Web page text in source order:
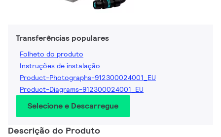
Transferências populares
Folheto do produto
Instruções de instalação
Product-Photographs-912300024001_EU
Product-Diagrams-912300024001_EU
Selecione e Descarregue
Descrição do Produto